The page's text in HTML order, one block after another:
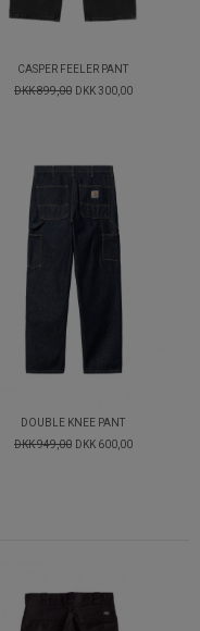
CASPER FEELER PANT
DKK 899,00 DKK 300,00
DOUBLE KNEE PANT
DKK 949,00 DKK 600,00